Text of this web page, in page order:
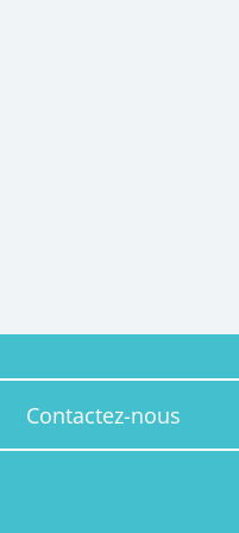
Contactez-nous